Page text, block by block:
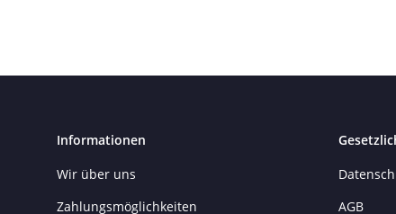
Informationen
Wir über uns
Zahlungsmöglichkeiten
AGB